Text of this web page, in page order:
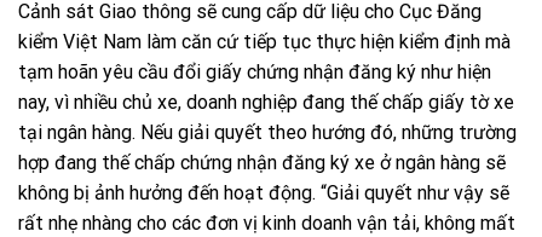
Cảnh sát Giao thông sẽ cung cấp dữ liệu cho Cục Đăng
kiểm Việt Nam làm căn cứ tiếp tục thực hiện kiểm định mà
tạm hoãn yêu cầu đổi giấy chứng nhận đăng ký như hiện
nay, vì nhiều chủ xe, doanh nghiệp đang thế chấp giấy tờ xe
tại ngân hàng. Nếu giải quyết theo hướng đó, những trường
hợp đang thế chấp chứng nhận đăng ký xe ở ngân hàng sẽ
không bị ảnh hưởng đến hoạt động. “Giải quyết như vậy sẽ
rất nhẹ nhàng cho các đơn vị kinh doanh vận tải, không mất